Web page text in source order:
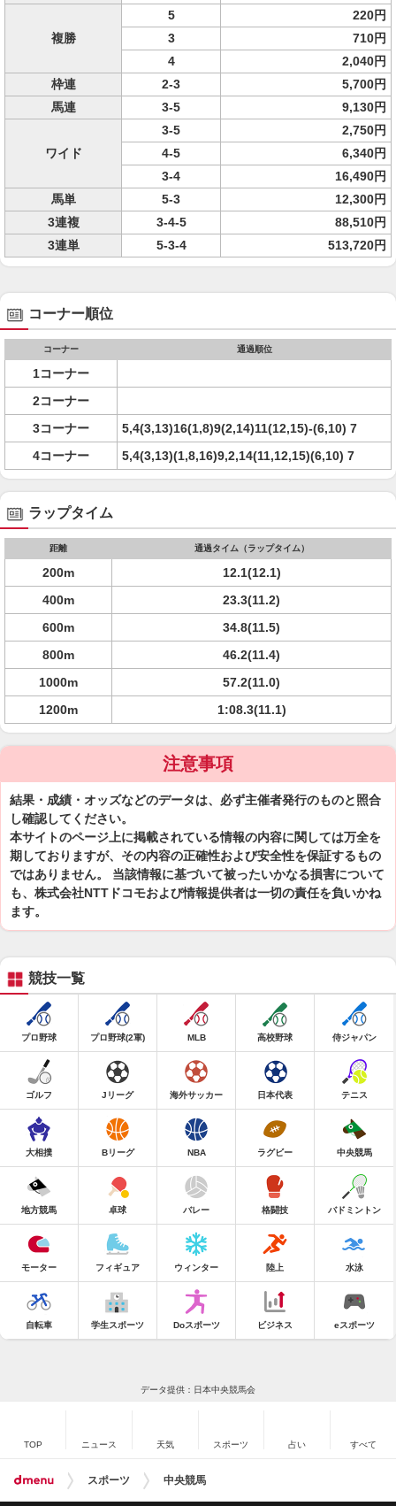
複勝
5
220円
3
710円
4
2,040円
枠連
2-3
5,700円
馬連
3-5 9,130円
ワイド
3-5
2,750円
4-5
6,340円
3-4
16,490円
馬単
5-3
12,300円
3連複
3-4-5
88,510円
3連単
5-3-4 513,720円
コーナー順位
コーナー 通過順位
1コーナー
2コーナー
3コーナー
5,4(3,13)16(1,8)9(2,14)11(12,15)-(6,10) 7
4コーナー
5,4(3,13)(1,8,16)9,2,14(11,12,15)(6,10) 7
ラップタイム
距離 通過タイム（ラップタイム）
200m
12.1(12.1)
400m
23.3(11.2)
600m
34.8(11.5)
800m
46.2(11.4)
1000m
57.2(11.0)
1200m
1:08.3(11.1)
注意事項
結果・成績・オッズなどのデータは、必ず主催者発行のものと照合
し確認してください。
本サイトのページ上に掲載されている情報の内容に関しては万全を
期しておりますが、その内容の正確性および安全性を保証するもの
ではありません。 当該情報に基づいて被ったいかなる損害について
も、株式会社NTTドコモおよび情報提供者は一切の責任を負いかね
ます。
競技一覧
プロ野球 プロ野球(2軍) MLB 高校野球 侍ジャパン
ゴルフ Jリーグ 海外サッカー 日本代表 テニス
大相撲 Bリーグ NBA ラグビー 中央競馬
地方競馬 卓球 バレー 格闘技 バドミントン
モーター フィギュア ウィンター 陸上 水泳
自転車 学生スポーツ Doスポーツ ビジネス eスポーツ
データ提供：日本中央競馬会
TOP ニュース 天気 スポーツ 占い すべて
スポーツ 中央競馬